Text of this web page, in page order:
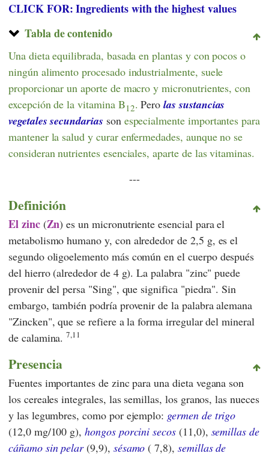
CLICK FOR: Ingredients with the highest values
Tabla de contenido
Una dieta equilibrada, basada en plantas y con pocos o
ningún alimento procesado industrialmente, suele
proporcionar un aporte de macro y micronutrientes, con
excepción de la vitamina B12. Perolas sustancias
vegetales secundarias son especialmente importantes para
mantener la salud y curar enfermedades, aunque no se
consideran nutrientes esenciales, aparte de las vitaminas.
---
Definición
El zinc(Zn) es un micronutriente esencial para el
metabolismo humano y, con alrededor de 2,5 g, es el
segundo oligoelemento más común en el cuerpo después
del hierro (alrededor de 4 g). La palabra "zinc" puede
provenir del persa "Sing", que significa "piedra". Sin
embargo, también podría provenir de la palabra alemana
"Zincken", que se refiere a la forma irregular del mineral
de calamina.7,11
Presencia
Fuentes importantes de zinc para una dieta vegana son
los cereales integrales, las semillas, los granos, las nueces
y las legumbres, como por ejemplo: germen de trigo
(12,0 mg/100 g),hongos porcini secos (11,0), semillas de
cáñamo sin pelar(9,9), sésamo ( 7,8), semillas de